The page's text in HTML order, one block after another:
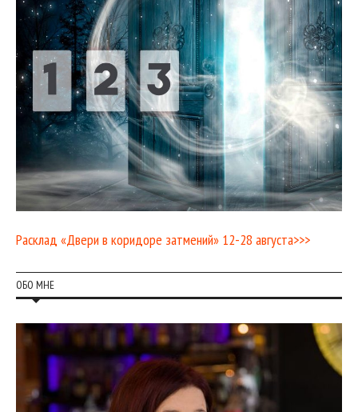
Расклад «Двери в коридоре затмений» 12-28 августа>>>
ОБО МНЕ